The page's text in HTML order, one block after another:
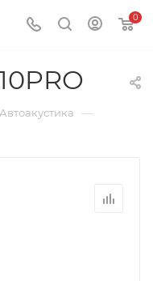
0
Автоакустика —